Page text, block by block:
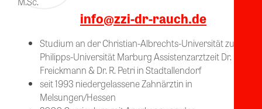
info@zzi-dr-rauch.de
Studium an der Christian-Albrechts-Universität zu Kiel
Philipps-Universität Marburg Assistenzarztzeit Dr. Dr. H.-J.
Freickmann & Dr. R. Petri in Stadtallendorf
seit 1993 niedergelassene Zahnärztin in
Melsungen/Hessen